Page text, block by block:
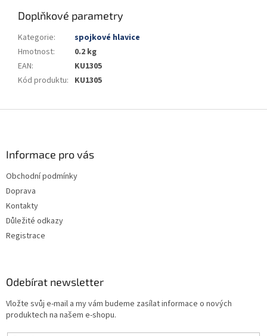
Doplňkové parametry
Kategorie:
spojkové hlavice
Hmotnost:
0.2 kg
EAN:
KU1305
Kód produktu: KU1305
Informace pro vás
Obchodní podmínky
Doprava
Kontakty
Důležité odkazy
Registrace
Odebírat newsletter
Vložte svůj e-mail a my vám budeme zasílat informace o nových
produktech na našem e-shopu.